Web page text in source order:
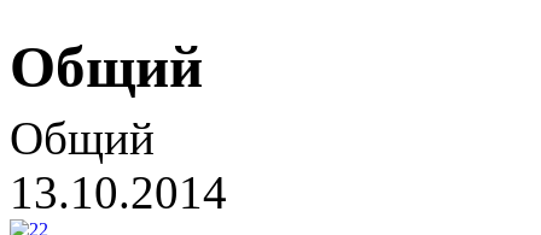
Общий
Общий
13.10.2014